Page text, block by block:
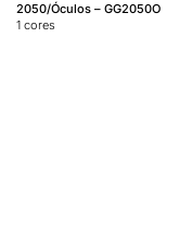
2050/Óculos – GG2050O
1 cores